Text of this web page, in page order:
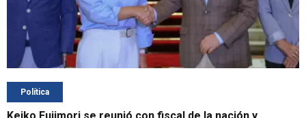
Política
Keiko Fujimori se reunió con fiscal de la nación y